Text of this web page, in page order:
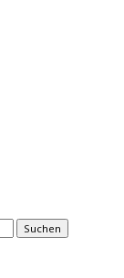
Suchen